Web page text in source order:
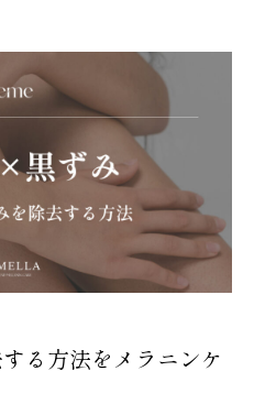
る方法をメラニンケ